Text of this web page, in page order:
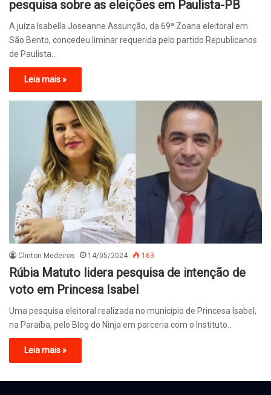
pesquisa sobre as eleições em Paulista-PB
A juíza Isabella Joseanne Assunção, da 69ª Zoana eleitoral em
São Bento, concedeu liminar requerida pelo partido Republicanos
de Paulista…
Leia mais »
Clinton Medeiros 14/05/2024 163
Rúbia Matuto lidera pesquisa de intenção de
voto em Princesa Isabel
Uma pesquisa eleitoral realizada no município de Princesa Isabel,
na Paraíba, pelo Blog do Ninja em parceria com o Instituto…
Leia mais »